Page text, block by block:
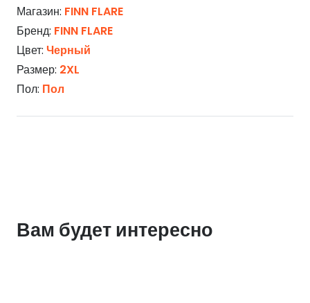
Магазин: FINN FLARE
Бренд: FINN FLARE
Цвет: Черный
Размер: 2XL
Пол: Пол
Вам будет интересно